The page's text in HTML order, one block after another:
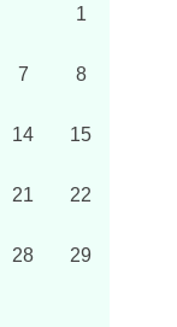
1
7 8
14 15
21 22
28 29